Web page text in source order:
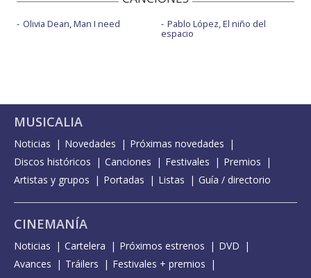
Olivia Dean, Man I need Pablo López, El niño del
espacio
MUSICALIA
Noticias Novedades
Próximas novedades
Discos históricos
Canciones Festivales
Premios
Artistas y grupos
Portadas Listas Guía / directorio
CINEMANÍA
Noticias Cartelera Próximos estrenos
DVD
Avances
Tráilers
Festivales + premios